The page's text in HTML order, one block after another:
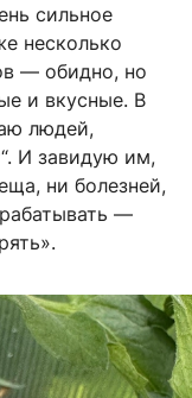
сильное
несколько
— обидно, но
и вкусные. В
людей,
И завидую им,
ни болезней,
—